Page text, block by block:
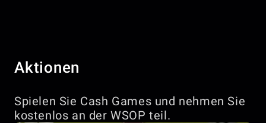
Aktionen
Spielen Sie Cash Games und nehmen Sie
kostenlos an der WSOP teil.